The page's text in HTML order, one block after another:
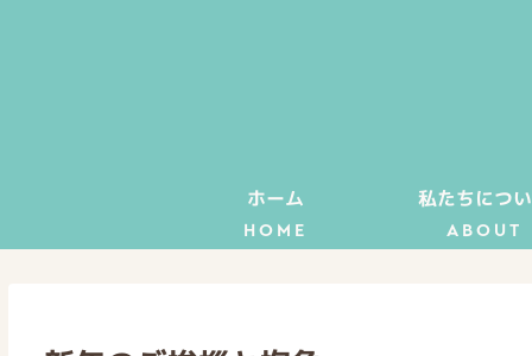
ホーム
HOME
私たちにつ
ABOUT